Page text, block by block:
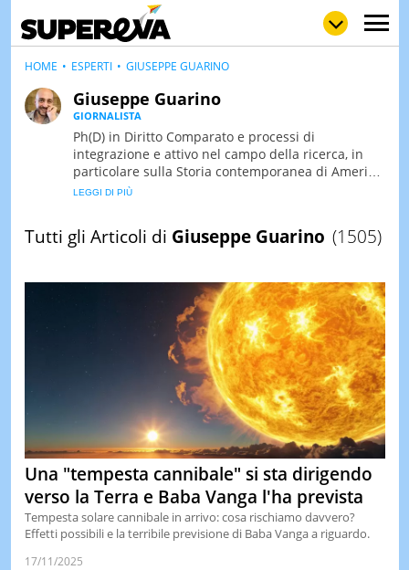
WOW
POP
STORIE
& TV
QUIZ
&
TEST
&
LE
DI
OGGI
DI
HOME ESPERTI GIUSEPPE GUARINO
Giuseppe Guarino
GIORNALISTA
Ph(D) in Diritto Comparato e processi di
integrazione e attivo nel campo della ricerca, in
particolare sulla Storia contemporanea di America
Latina e Spagna. Collabora con numerose testate
Tutti gli Articoli di Giuseppe Guarino (1505)
Una "tempesta cannibale" si sta dirigendo
verso la Terra e Baba Vanga l'ha prevista
Tempesta solare cannibale in arrivo: cosa rischiamo davvero?
Effetti possibili e la terribile previsione di Baba Vanga a riguardo.
17/11/2025